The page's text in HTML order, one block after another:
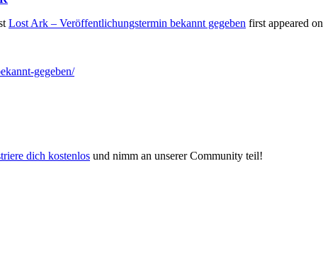
Lost Ark – Veröffentlichungstermin bekannt gegeben first appeared on
gegeben/
dich kostenlos und nimm an unserer Community teil!